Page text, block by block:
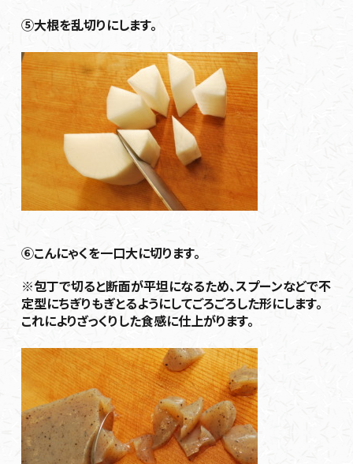
⑤大根を乱切りにします。
⑥こんにゃくを一口大に切ります。
※包丁で切ると断面が平坦になるため、スプーンなどで不
定型にちぎりもぎとるようにしてごろごろした形にします。
これによりざっくりした食感に仕上がります。